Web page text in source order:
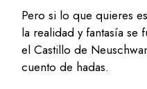
Pero si lo que quieres
la realidad y fantasía se
el Castillo de
cuento de hadas.